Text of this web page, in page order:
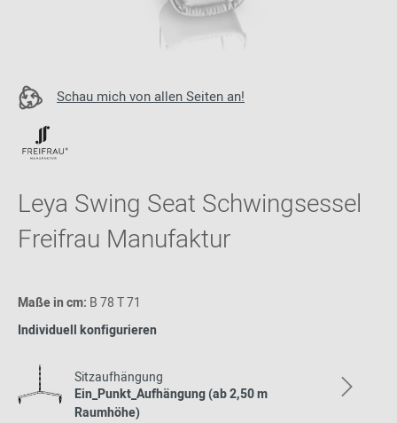
Schau mich von allen Seiten an!
Leya Swing Seat Schwingsessel
Freifrau Manufaktur
Maße in cm: B 78 T 71
Individuell konfigurieren
Sitzaufhängung
Ein_Punkt_Aufhängung (ab 2,50 m
Raumhöhe)